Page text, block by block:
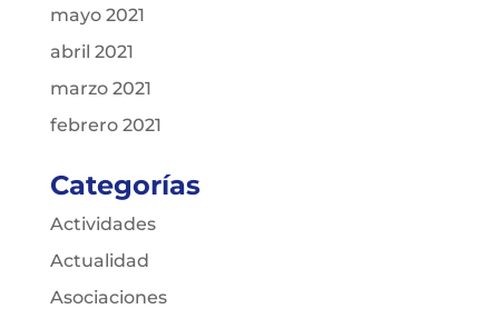
mayo 2021
abril 2021
marzo 2021
febrero 2021
Categorías
Actividades
Actualidad
Asociaciones